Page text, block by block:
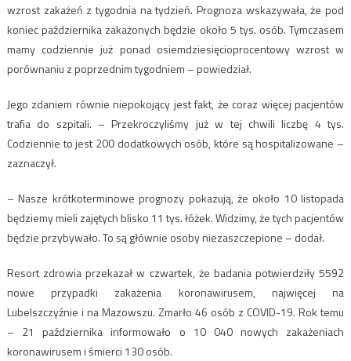
wzrost zakażeń z tygodnia na tydzień. Prognoza wskazywała, że pod
koniec października zakażonych będzie około 5 tys. osób. Tymczasem
mamy codziennie już ponad osiemdziesięcioprocentowy wzrost w
porównaniu z poprzednim tygodniem – powiedział.
Jego zdaniem równie niepokojący jest fakt, że coraz więcej pacjentów
trafia do szpitali. – Przekroczyliśmy już w tej chwili liczbę 4 tys.
Codziennie to jest 200 dodatkowych osób, które są hospitalizowane –
zaznaczył.
– Nasze krótkoterminowe prognozy pokazują, że około 10 listopada
będziemy mieli zajętych blisko 11 tys. łóżek. Widzimy, że tych pacjentów
będzie przybywało. To są głównie osoby niezaszczepione – dodał.
Resort zdrowia przekazał w czwartek, że badania potwierdziły 5592
nowe przypadki zakażenia koronawirusem, najwięcej na
Lubelszczyźnie i na Mazowszu. Zmarło 46 osób z COVID-19. Rok temu
– 21 października informowało o 10 040 nowych zakażeniach
koronawirusem i śmierci 130 osób.